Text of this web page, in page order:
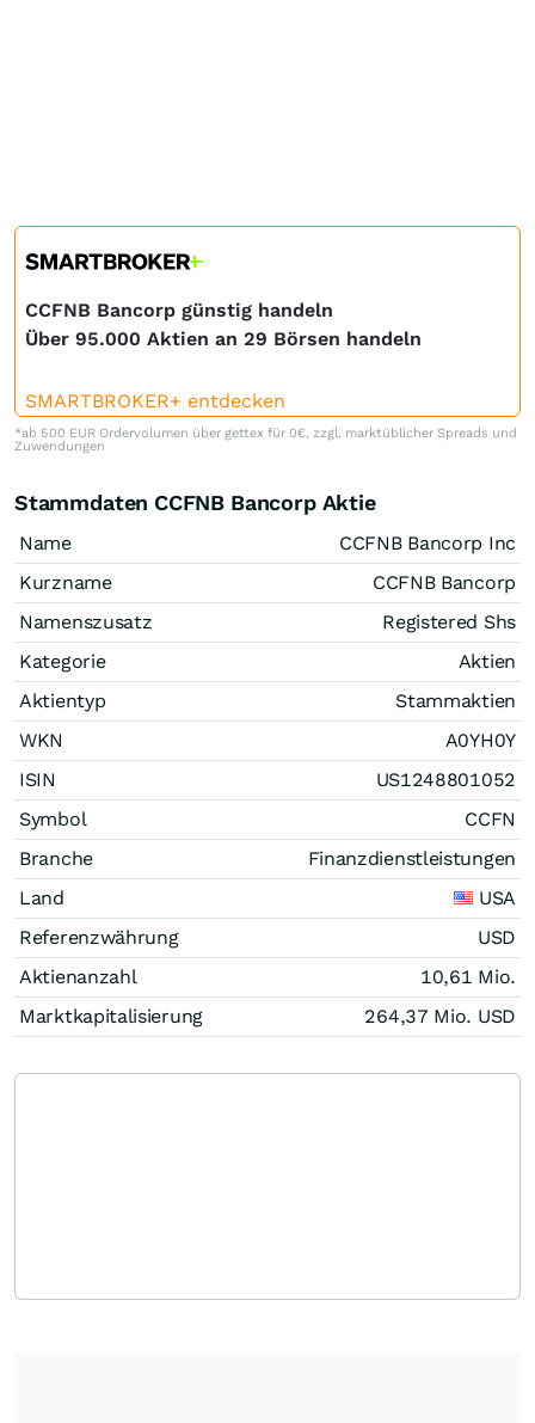
CCFNB Bancorp günstig handeln
Über 95.000 Aktien an 29 Börsen handeln
SMARTBROKER+ entdecken
*ab 500 EUR Ordervolumen über gettex für 0€, zzgl. marktüblicher Spreads und
Zuwendungen
Stammdaten CCFNB Bancorp Aktie
Name
CCFNB Bancorp Inc
Kurzname
CCFNB Bancorp
Namenszusatz
Registered Shs
Kategorie
Aktien
Aktientyp
Stammaktien
WKN
A0YH0Y
ISIN
US1248801052
Symbol
CCFN
Branche
Finanzdienstleistungen
Land
USA
Referenzwährung
USD
Aktienanzahl
10,61 Mio.
Marktkapitalisierung
264,37 Mio. USD